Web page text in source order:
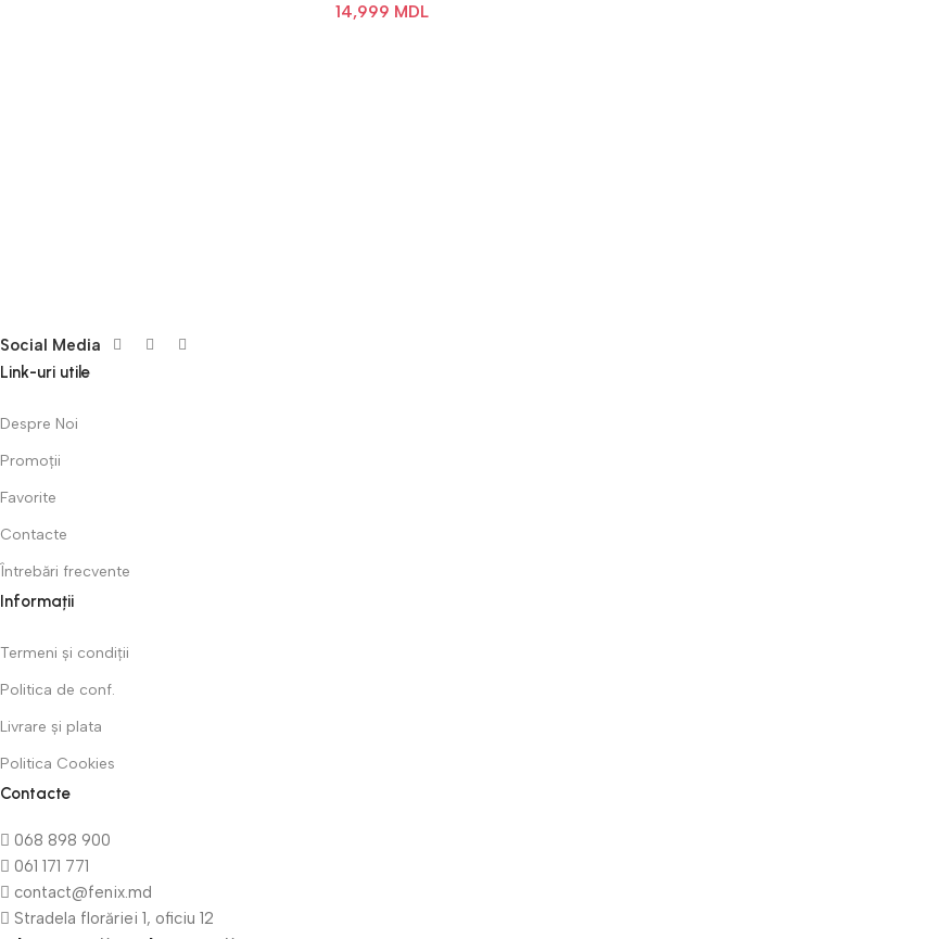
14,999 MDL
Social Media
Link-uri utile
Despre Noi
Promoții
Favorite
Contacte
Întrebări frecvente
Informații
Termeni și condiții
Politica de conf.
Livrare și plata
Politica Cookies
Contacte
068 898 900
061 171 771
contact@fenix.md
Stradela florăriei 1, oficiu 12